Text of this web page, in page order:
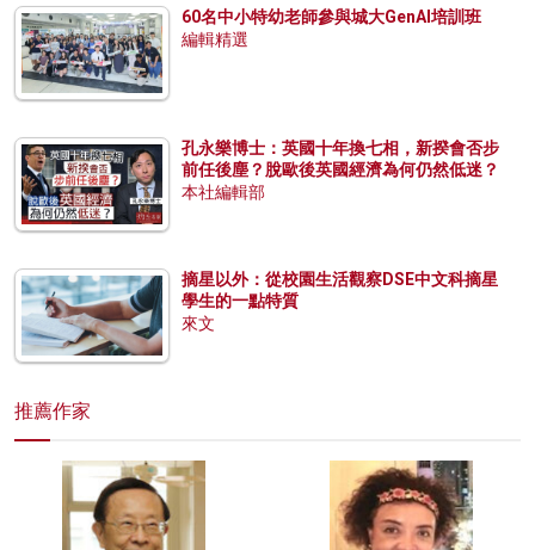
60名中小特幼老師參與城大GenAI培訓班
編輯精選
孔永樂博士：英國十年換七相，新揆會否步
前任後塵？脫歐後英國經濟為何仍然低迷？
本社編輯部
摘星以外：從校園生活觀察DSE中文科摘星
學生的一點特質
來文
推薦作家